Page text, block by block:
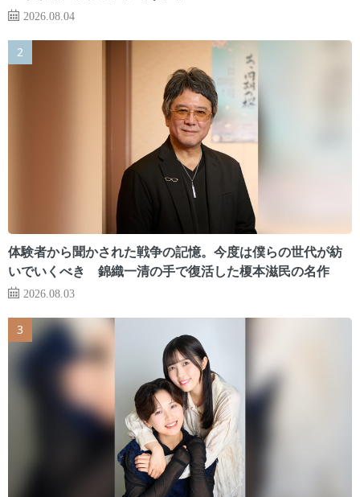
2026.08.04
体験者から聞かされた戦争の記憶。今度は僕らの世代が紡
いでいくべき 錦織一清の手で復活した榎本滋民の名作
2026.08.03